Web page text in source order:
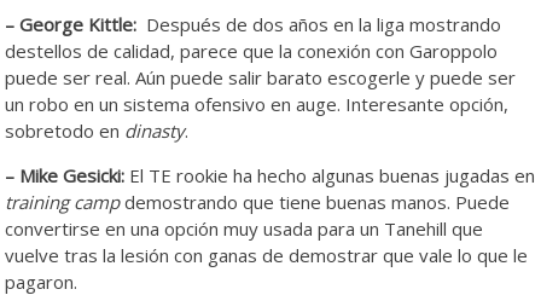
– George Kittle: Después de dos años en la liga mostrando
destellos de calidad, parece que la conexión con Garoppolo
puede ser real. Aún puede salir barato escogerle y puede ser
un robo en un sistema ofensivo en auge. Interesante opción,
sobretodo en dinasty.
– Mike Gesicki: El TE rookie ha hecho algunas buenas jugadas en
training campdemostrando que tiene buenas manos. Puede
convertirse en una opción muy usada para un Tanehill que
vuelve tras la lesión con ganas de demostrar que vale lo que le
pagaron.